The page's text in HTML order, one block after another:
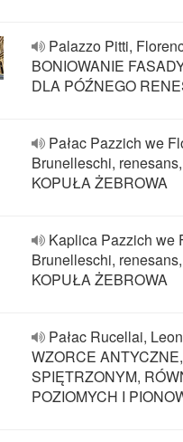
Palazzo Pitti,
BONIOWANIE
DLA PÓŹNEGO
Pałac Pazzich we
Brunelleschi,
KOPUŁA ŻEBROWA
Kaplica Pazzich we
Brunelleschi,
KOPUŁA ŻEBROWA
Pałac Rucellai,
WZORCE
SPIĘTRZONYM,
POZIOMYCH I